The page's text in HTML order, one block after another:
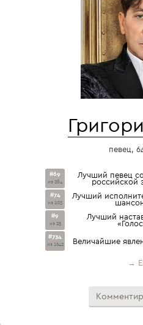
певец,
#69
из 284
Лучший певец
российской
#74
из 103
Лучший
#9
из 25
Лучший
#734
из 1642 Величайшие
→